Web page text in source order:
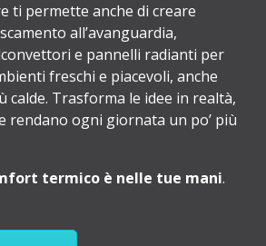
ti permette anche di creare
all’avanguardia,
e pannelli radianti per
freschi e piacevoli, anche
calde. Trasforma le idee in realtà,
rendano ogni giornata un po’ più
termico è nelle tue mani.